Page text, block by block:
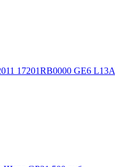
17201RB0000 GE6 L13A